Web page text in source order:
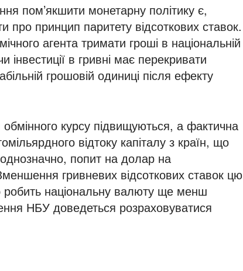
пом’якшити монетарну політику є,
про принцип паритету відсоткових ставок.
агента тримати гроші в національній
інвестиції в гривні має перекривати
грошовій одиниці після ефекту
курсу підвищуються, а фактична
відтоку капіталу з країн, що
попит на долар на
гривневих відсоткових ставок цю
національну валюту ще менш
НБУ доведеться розраховуватися